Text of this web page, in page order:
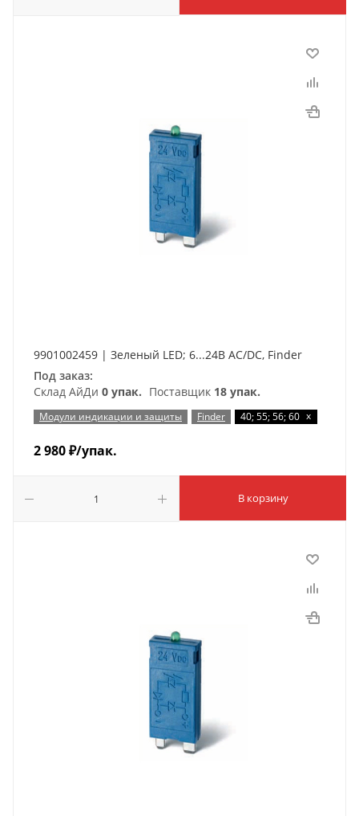
9901002459 | Зеленый LED; 6...24В AC/DC, Finder
Под заказ:
Склад АйДи 0 упак. Поставщик 18 упак.
Модули индикации и защиты Finder 40; 55; 56; 60 x
2 980₽/упак.
В корзину